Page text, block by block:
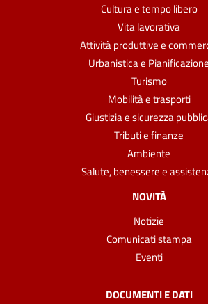
Cultura e tempo libero
Vita lavorativa
Attività produttive e
Urbanistica e Pianificazione
Turismo
Mobilità e trasporti
Giustizia e sicurezza
Tributi e finanze
Ambiente
Salute, benessere e
NOVITÀ
Notizie
Comunicati stampa
Eventi
DOCUMENTI E DATI